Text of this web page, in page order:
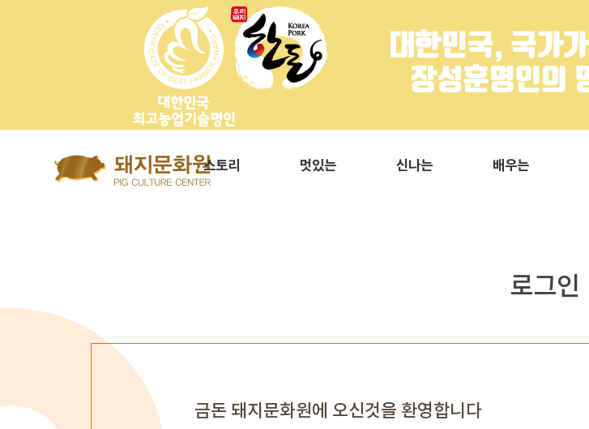
스토리 멋있는 신나는 배우는
로그인
금돈 돼지문화원에 오신것을 환영합니다